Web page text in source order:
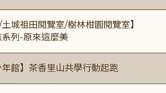
城祖田閱覽室/樹林柑園閱覽室】
列-原來這麼美
館】茶香里山共學行動起跑